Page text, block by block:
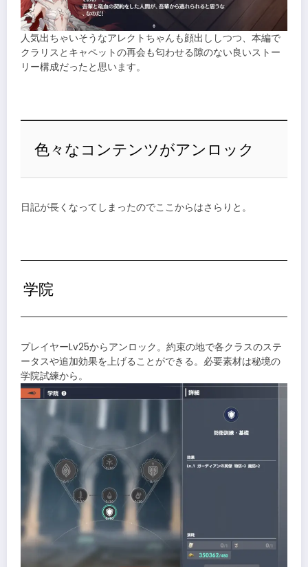
人気出ちゃいそうなアレクトちゃんも顔出ししつつ、本編で
クラリスとキャペットの再会も匂わせる隙のない良いストー
リー構成だったと思います。
色々なコンテンツがアンロック
日記が長くなってしまったのでここからはさらりと。
学院
プレイヤーLv25からアンロック。約束の地で各クラスのステ
ータスや追加効果を上げることができる。必要素材は秘境の
学院試練から。